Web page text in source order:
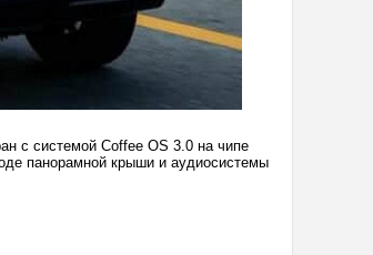
с системой Coffee OS 3.0 на чипе
панорамной крыши и аудиосистемы